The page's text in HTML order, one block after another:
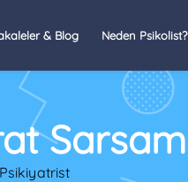
& Blog Neden Psikolist?
Sarsam
Psikiyatrist